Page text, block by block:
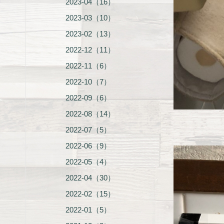
2023-04（16）
2023-03（10）
2023-02（13）
2022-12（11）
2022-11（6）
2022-10（7）
2022-09（6）
2022-08（14）
2022-07（5）
2022-06（9）
2022-05（4）
2022-04（30）
2022-02（15）
2022-01（5）